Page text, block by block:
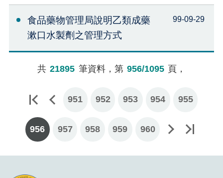
食品藥物管理局說明乙類成藥
漱口水製劑之管理方式
99-09-29
共 21895 筆資料，第 956/1095 頁，
951 952 953 954 955
956 957 958 959 960
下一頁最後一頁